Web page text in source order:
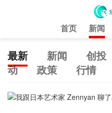
首页 新闻
最新 新闻 创投
动
政策 行情